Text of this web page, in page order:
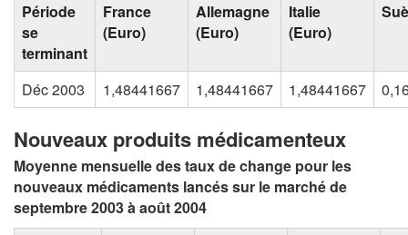
Période
se
terminant
France
(Euro)
Allemagne
(Euro)
Italie
(Euro)
Déc 2003 1,48441667 1,48441667 1,48441667
Nouveaux produits médicamenteux
Moyenne mensuelle des taux de change pour les
nouveaux médicaments lancés sur le marché de
septembre 2003 à août 2004